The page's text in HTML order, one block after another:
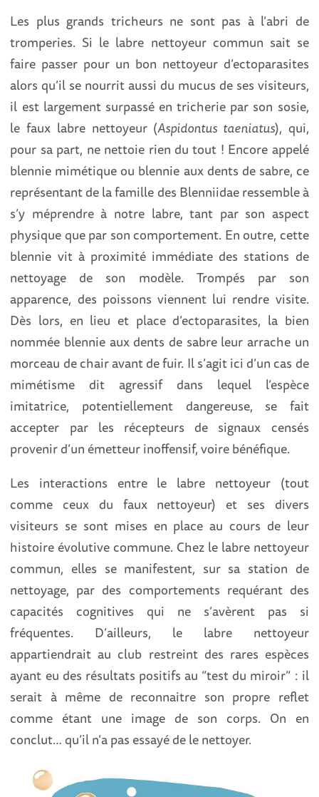
Les plus grands tricheurs ne sont pas à l’abri de
tromperies. Si le labre nettoyeur commun sait se
faire passer pour un bon nettoyeur d’ectoparasites
alors qu’il se nourrit aussi du mucus de ses visiteurs,
il est largement surpassé en tricherie par son sosie,
le faux labre nettoyeur (Aspidontus taeniatus), qui,
pour sa part, ne nettoie rien du tout ! Encore appelé
blennie mimétique ou blennie aux dents de sabre, ce
représentant de la famille des Blenniidae ressemble à
s’y méprendre à notre labre, tant par son aspect
physique que par son comportement. En outre, cette
blennie vit à proximité immédiate des stations de
nettoyage de son modèle. Trompés par son
apparence, des poissons viennent lui rendre visite.
Dès lors, en lieu et place ­d’ectoparasites, la bien
nommée blennie aux dents de sabre leur arrache un
morceau de chair avant de fuir. Il s’agit ici d’un cas de
mimétisme dit agressif dans lequel l’espèce
imitatrice, potentiellement dangereuse, se fait
accepter par les récepteurs de signaux censés
provenir d’un émetteur inoffensif, voire bénéfique.
Les interactions entre le labre nettoyeur (tout
comme ceux du faux nettoyeur) et ses divers
visiteurs se sont mises en place au cours de leur
histoire évolutive commune. Chez le labre nettoyeur
commun, elles se manifestent, sur sa station de
nettoyage, par des comportements requérant des
capacités cognitives qui ne s’avèrent pas si
fréquentes. D’ailleurs, le labre nettoyeur
appartiendrait au club restreint des rares espèces
ayant eu des résultats positifs au “test du miroir” : il
serait à même de reconnaitre son propre reflet
comme étant une image de son corps. On en
conclut… qu’il n’a pas essayé de le nettoyer.